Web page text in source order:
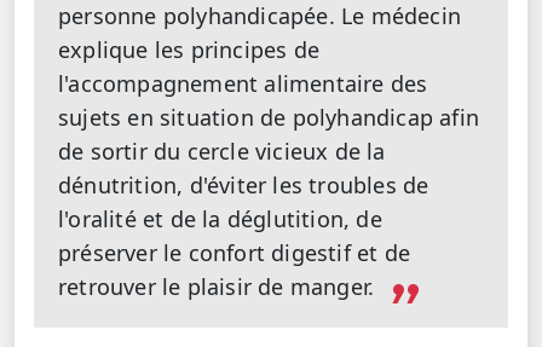
personne polyhandicapée. Le médecin
explique les principes de
l'accompagnement alimentaire des
sujets en situation de polyhandicap afin
de sortir du cercle vicieux de la
dénutrition, d'éviter les troubles de
l'oralité et de la déglutition, de
préserver le confort digestif et de
retrouver le plaisir de manger.